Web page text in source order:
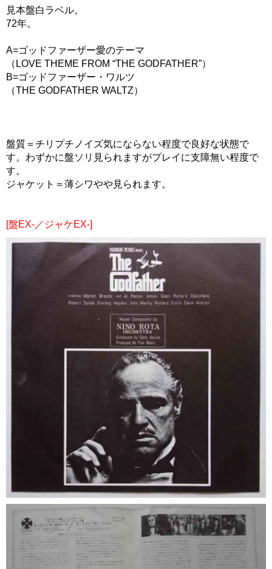
見本盤白ラベル。
72年。
A=ゴッドファーザー愛のテーマ
（LOVE THEME FROM “THE GODFATHER”）
B=ゴッドファーザー・ワルツ
（THE GODFATHER WALTZ）
盤質＝チリプチノイズ気にならない程度で良好な状態で
す。わずかに盤ソリ見られますがプレイに支障無い程度で
す。
ジャケット＝薄シワやや見られます。
[盤EX-／ジャケEX-]